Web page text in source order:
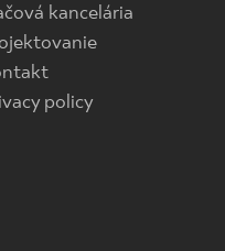
kancelária
policy